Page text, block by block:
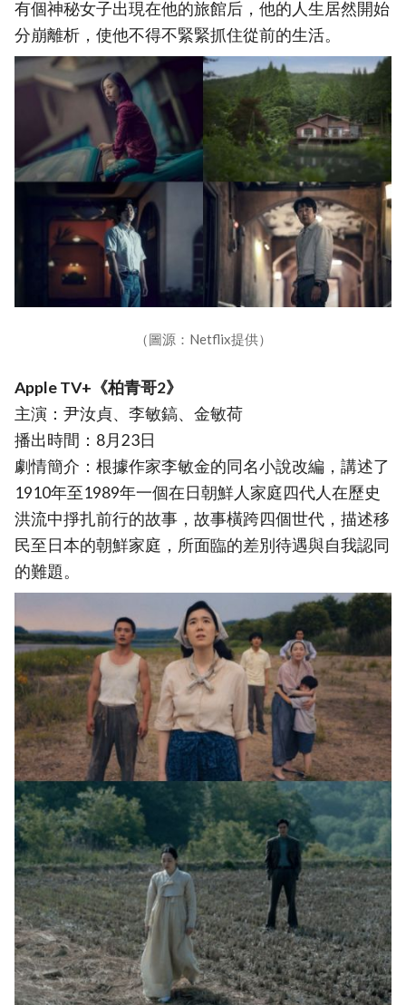
有個神秘女子出現在他的旅館后，他的人生居然開始
分崩離析，使他不得不緊緊抓住從前的生活。
（圖源：Netflix提供）
Apple TV+《柏青哥2》
主演：尹汝貞、李敏鎬、金敏荷
播出時間：8月23日
劇情簡介：根據作家李敏金的同名小說改編，講述了
1910年至1989年一個在日朝鮮人家庭四代人在歷史
洪流中掙扎前行的故事，故事橫跨四個世代，描述移
民至日本的朝鮮家庭，所面臨的差別待遇與自我認同
的難題。